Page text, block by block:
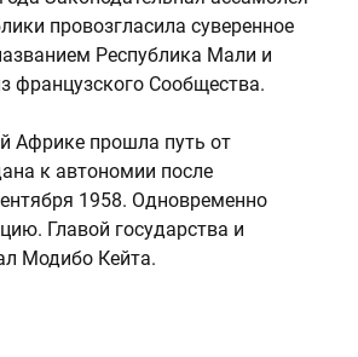
провозгласила суверенное
Республика Мали и
французского Сообщества.
Африке прошла путь от
к автономии после
1958. Одновременно
Главой государства и
Модибо Кейта.